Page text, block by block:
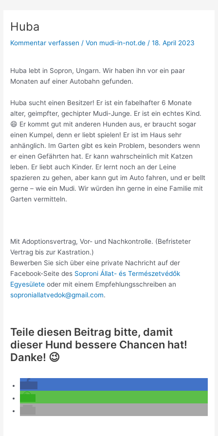
InhaltHuba
Kommentar verfassen / Von mudi-in-not.de /18. April 2023
Huba lebt in Sopron, Ungarn. Wir haben ihn vor ein paar
Monaten auf einer Autobahn gefunden.
Huba sucht einen Besitzer! Er ist ein fabelhafter 6 Monate
alter, geimpfter, gechipter Mudi-Junge. Er ist ein echtes Kind.
😄 Er kommt gut mit anderen Hunden aus, er braucht sogar
einen Kumpel, denn er liebt spielen! Er ist im Haus sehr
anhänglich. Im Garten ​​gibt es kein Problem, besonders wenn
er einen Gefährten hat. Er kann wahrscheinlich mit Katzen
leben. Er liebt auch Kinder. Er lernt noch an der Leine
spazieren zu gehen, aber kann gut im Auto fahren, und er bellt
gerne – wie ein Mudi. Wir würden ihn gerne in eine Familie mit
Garten vermitteln.
Mit Adoptionsvertrag, Vor- und Nachkontrolle. (Befristeter
Vertrag bis zur Kastration.)
Bewerben Sie sich über eine private Nachricht auf der
Facebook-Seite des Soproni Állat- és Természetvédők
Egyesülete oder mit einem Empfehlungsschreiben an
soproniallatvedok@gmail.com.
Teile diesen Beitrag bitte, damit
dieser Hund bessere Chancen hat!
Danke! 😉